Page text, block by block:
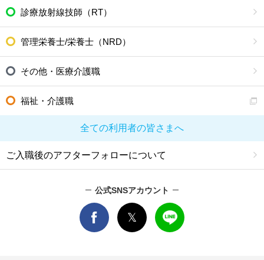
診療放射線技師（RT）
管理栄養士/栄養士（NRD）
その他・医療介護職
福祉・介護職
全ての利用者の皆さまへ
ご入職後のアフターフォローについて
公式SNSアカウント